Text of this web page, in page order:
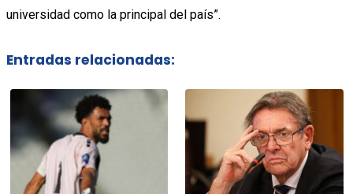
universidad como la principal del país”.
Entradas relacionadas: